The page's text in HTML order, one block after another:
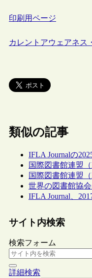
印刷用ページ
カレントアウェアネス
類似の記事
IFLA Journalの
国際図書館連盟
国際図書館連盟
世界の図書館協
IFLA Journal、
サイト内検索
検索フォーム
詳細検索